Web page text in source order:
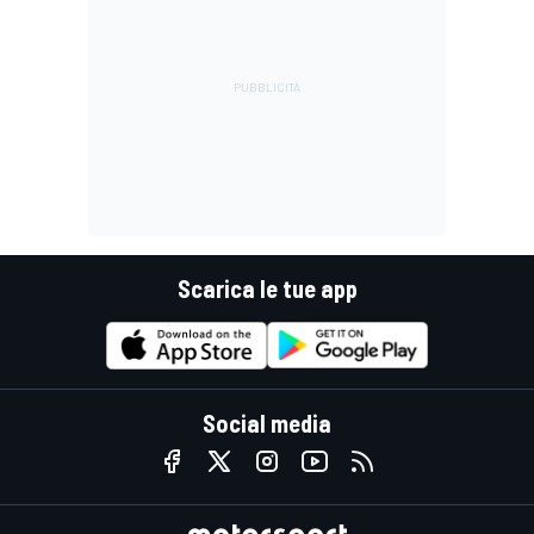
Scarica le tue app
Social media